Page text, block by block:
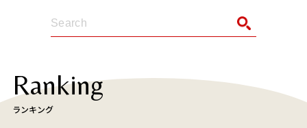
Ranking
ランキング